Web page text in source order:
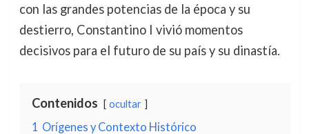
con las grandes potencias de la época y su
destierro, Constantino I vivió momentos
decisivos para el futuro de su país y su dinastía.
Contenidos ocultar
1 Orígenes y Contexto Histórico